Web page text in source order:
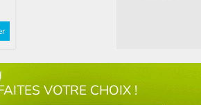
VOTRE CHOIX !